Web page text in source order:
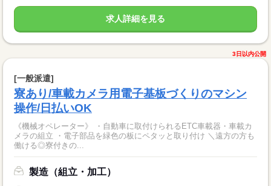
求人詳細を見る
3日以内公開
[一般派遣]
寮あり/車載カメラ用電子基板づくりのマシン
操作/日払いOK
《機械オペレーター》 ・自動車に取付けられるETC車載器・車載カ
メラの組立 ・電子部品を緑色の板にペタッと取り付け ＼遠方の方も
働ける◎寮付きの...
製造（組立・加工）